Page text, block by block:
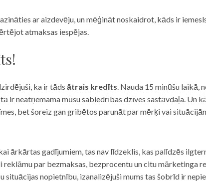
ar aizdevēju, un mēģināt noskaidrot, kāds ir
atmaksas iespējas.
ka ir tāds ātrais kredīts. Nauda 15 minūšu laikā,
ir neatņemama mūsu sabiedrības dzīves sastāvdaļa. Un
bet šoreiz gan gribētos parunāt par mērķi vai
ārkārtas gadījumiem, tas nav līdzeklis, kas palīdzēs
reklāmu par bezmaksas, bezprocentu un citu mārketinga
situācijas nopietnību, izanalizējuši mums tas šobrīd ir